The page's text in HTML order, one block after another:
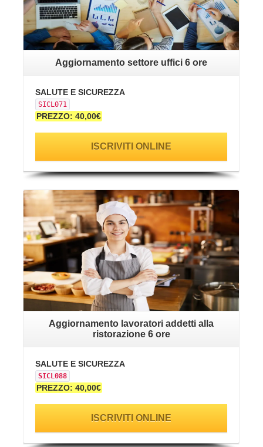
Aggiornamento settore uffici 6 ore
SALUTE E SICUREZZA
SICL071
PREZZO: 40,00€
ISCRIVITI ONLINE
VAI ALLA SCHEDA
Aggiornamento lavoratori addetti alla
ristorazione 6 ore
SALUTE E SICUREZZA
SICL088
PREZZO: 40,00€
ISCRIVITI ONLINE